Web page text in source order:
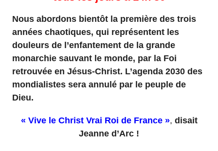
Nous abordons bientôt la première des trois
années chaotiques, qui représentent les
douleurs de l’enfantement de la grande
monarchie sauvant le monde, par la Foi
retrouvée en Jésus-Christ. L’agenda 2030 des
mondialistes sera annulé par le peuple de
Dieu.
« Vive le Christ Vrai Roi de France », disait
Jeanne d’Arc !